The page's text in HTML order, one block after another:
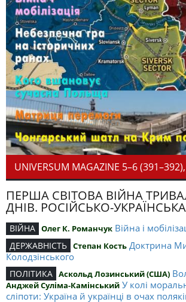
UNIVERSUM MAGAZINE 5–6
ПЕРША СВІТОВА ВІЙНА
ДНІВ. РОСІЙСЬКО-
ВІЙНА Олег К. Романчук Війна і
ДЕРЖАВНІСТЬ Степан Кость Доктрина
Колодзінського
ПОЛІТИКА Аскольд Лозинський (США)
Анджей Суліма-Камінський У колі
сліпоти: Україна й українці в очах